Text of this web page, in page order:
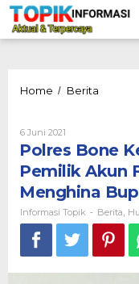
Lewati
konten
Home / Berita
Pemilik
Akun
FB
Begadang
yang
6 Juni 2021
Informasi
Topik
Polres Bone
Pemilik Akun
Menghina
Informasi Topik - Berita